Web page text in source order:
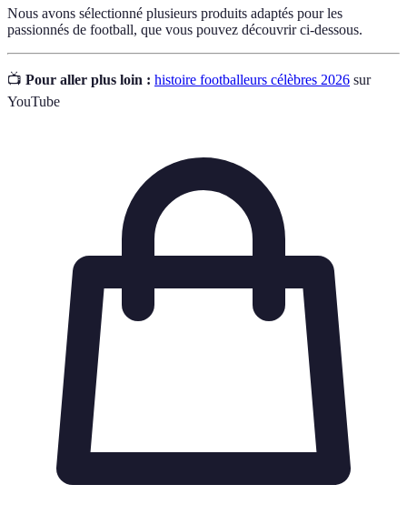
Nous avons sélectionné plusieurs produits adaptés pour les
passionnés de football, que vous pouvez découvrir ci-dessous.
📺 Pour aller plus loin : histoire footballeurs célèbres 2026 sur
YouTube